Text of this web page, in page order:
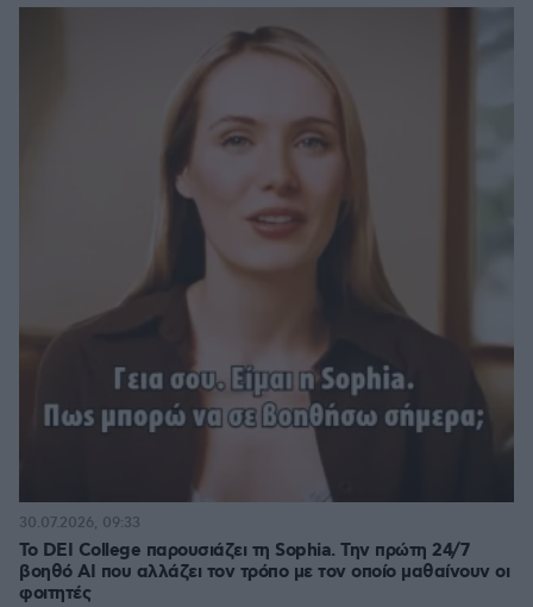
Το DEI College παρουσιάζει τη Sophia. Την πρώτη 24/7
βοηθό AI που αλλάζει τον τρόπο με τον οποίο μαθαίνουν οι
φοιτητές
30.07.2026, 09:33